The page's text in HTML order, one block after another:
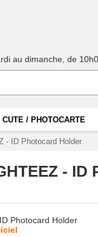
au dimanche, de
CUTE / PHOTOCARTE
- ID Photocard Holder
-
Photocard Holder